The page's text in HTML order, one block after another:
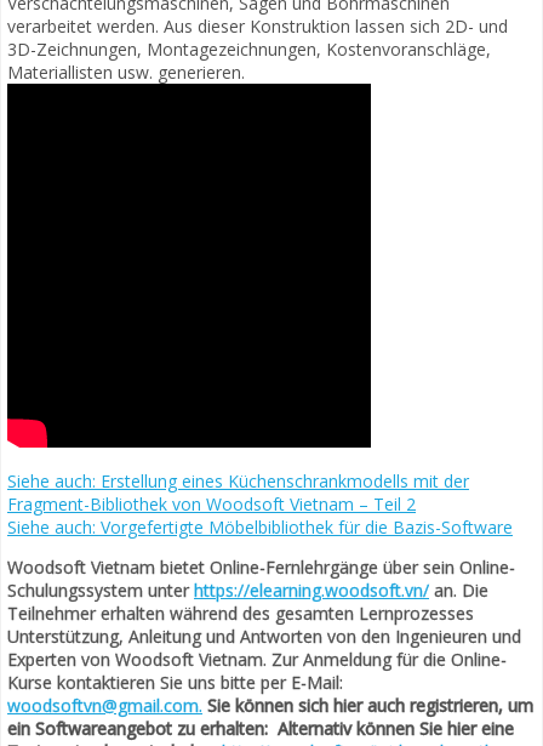
verarbeitet werden. Aus dieser Konstruktion lassen sich 2D- und
3D-Zeichnungen, Montagezeichnungen, Kostenvoranschläge,
Materiallisten usw. generieren.
Siehe auch: Erstellung eines Küchenschrankmodells mit der
Fragment-Bibliothek von Woodsoft Vietnam – Teil 2
Siehe auch: Vorgefertigte Möbelbibliothek für die Bazis-Software
Woodsoft Vietnam bietet Online-Fernlehrgänge über sein Online-
Schulungssystem unterhttps://elearning.woodsoft.vn/ an. Die
Teilnehmer erhalten während des gesamten Lernprozesses
Unterstützung, Anleitung und Antworten von den Ingenieuren und
Experten von Woodsoft Vietnam. Zur Anmeldung für die Online-
Kurse kontaktieren Sie uns bitte per E-Mail:
woodsoftvn@gmail.com. Sie können sich hier auch registrieren, um
ein Softwareangebot zu erhalten: Alternativ können Sie hier eine